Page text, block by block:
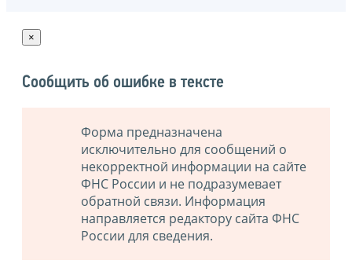
×
Сообщить об ошибке в тексте
Форма предназначена
исключительно для сообщений о
некорректной информации на сайте
ФНС России и не подразумевает
обратной связи. Информация
направляется редактору сайта ФНС
России для сведения.